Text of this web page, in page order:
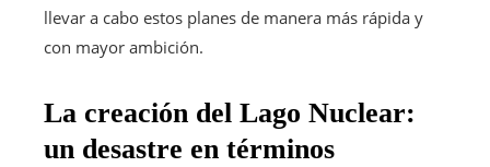
llevar a cabo estos planes de manera más rápida y
con mayor ambición.
La creación del Lago Nuclear:
un desastre en términos